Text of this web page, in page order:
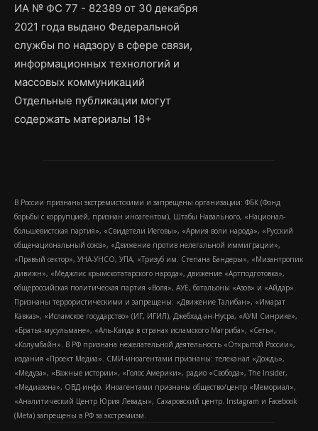
ИА № ФС 77 - 82389 от 30 декабря
2021 года выдано Федеральной
службы по надзору в сфере связи,
информационных технологий и
массовых коммуникаций
Отдельные публикации могут
содержать материалы 18+
В России признаны экстремистскими и запрещены организации: ФБК (Фонд
борьбы с коррупцией, признан иноагентом), Штабы Навального, «Национал-
большевистская партия», «Свидетели Иеговы», «Армия воли народа», «Русский
общенациональный союз», «Движение против нелегальной иммиграции»,
«Правый сектор», УНА-УНСО, УПА, «Тризуб им. Степана Бандеры», «Мизантропик
дивижн», «Меджлис крымскотатарского народа», движение «Артподготовка»,
общероссийская политическая партия «Воля», АУЕ, батальоны «Азов» и «Айдар».
Признаны террористическими и запрещены: «Движение Талибан», «Имарат
Кавказ», «Исламское государство» (ИГ, ИГИЛ), Джебхад-ан-Нусра, «АУМ Синрике»,
«Братья-мусульмане», «Аль-Каида в странах исламского Магриба», «Сеть»,
«Колумбайн». В РФ признана нежелательной деятельность «Открытой России»,
издания «Проект Медиа». СМИ-иноагентами признаны: телеканал «Дождь»,
«Медуза», «Важные истории», «Голос Америки», радио «Свобода», The Insider,
«Медиазона», ОВД-инфо. Иноагентами признаны общество/центр «Мемориал»,
«Аналитический Центр Юрия Левады», Сахаровский центр. Instagram и Facebook
(Metа) запрещены в РФ за экстремизм.